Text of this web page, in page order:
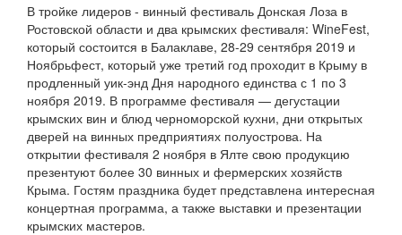
В тройке лидеров - винный фестиваль Донская Лоза в
Ростовской области и два крымских фестиваля: WineFest,
который состоится в Балаклаве, 28-29 сентября 2019 и
Ноябрьфест, который уже третий год проходит в Крыму в
продленный уик-энд Дня народного единства с 1 по 3
ноября 2019. В программе фестиваля — дегустации
крымских вин и блюд черноморской кухни, дни открытых
дверей на винных предприятиях полуострова. На
открытии фестиваля 2 ноября в Ялте свою продукцию
презентуют более 30 винных и фермерских хозяйств
Крыма. Гостям праздника будет представлена интересная
концертная программа, а также выставки и презентации
крымских мастеров.